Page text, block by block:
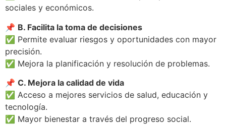
sociales y económicos.
📌 B. Facilita la toma de decisiones
✅ Permite evaluar riesgos y oportunidades con mayor
precisión.
✅ Mejora la planificación y resolución de problemas.
📌 C. Mejora la calidad de vida
✅ Acceso a mejores servicios de salud, educación y
tecnología.
✅ Mayor bienestar a través del progreso social.